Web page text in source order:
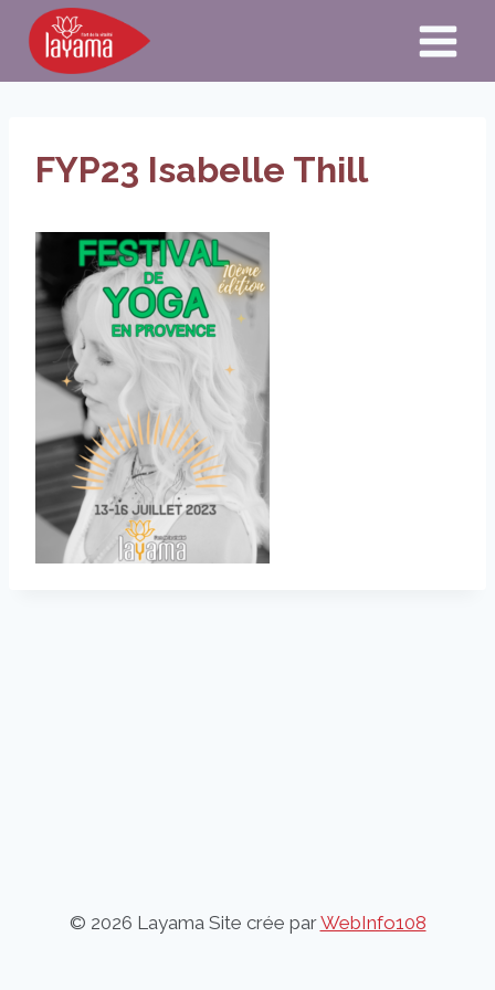
Aller
contenu
FYP23 Isabelle Thill
© 2026 Layama Site crée parWebInfo108